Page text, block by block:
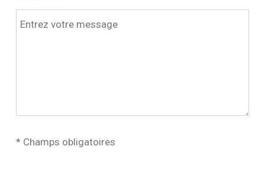
* Champs obligatoires